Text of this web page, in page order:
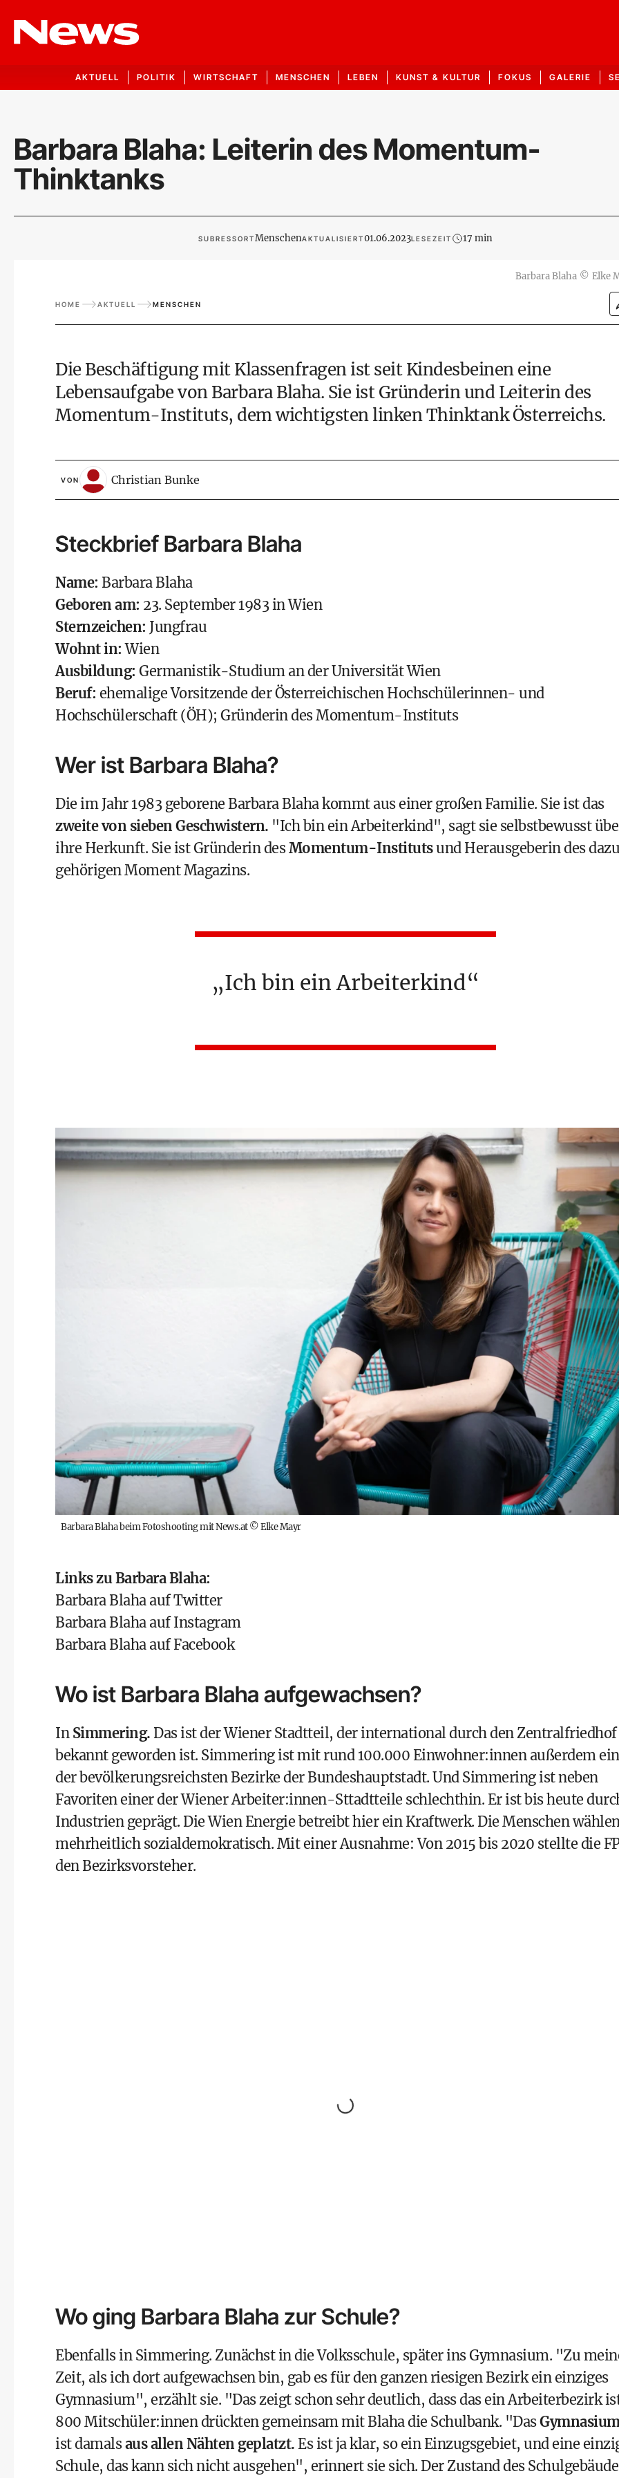
AKTUELL POLITIK WIRTSCHAFT MENSCHEN LEBEN KUNST & KULTUR FOKUS GALERIE
Barbara Blaha: Leiterin des Momentum-
Thinktanks
SUBRESSORTMenschenAKTUALISIERT01.06.2023LESEZEIT 17 min
Barbara Blaha © Elke
HOME AKTUELL MENSCHEN
Die Beschäftigung mit Klassenfragen ist seit Kindesbeinen eine
Lebensaufgabe von Barbara Blaha. Sie ist Gründerin und Leiterin des
Momentum-Instituts, dem wichtigsten linken Thinktank Österreichs.
VON Christian Bunke
Steckbrief Barbara Blaha
Name: Barbara Blaha
Geboren am: 23. September 1983 in Wien
Sternzeichen: Jungfrau
Wohnt in: Wien
Ausbildung: Germanistik-Studium an der Universität Wien
Beruf: ehemalige Vorsitzende der Österreichischen Hochschülerinnen- und
Hochschülerschaft (ÖH); Gründerin des Momentum-Instituts
Wer ist Barbara Blaha?
Die im Jahr 1983 geborene Barbara Blaha kommt aus einer großen Familie. Sie ist das
zweite von sieben Geschwistern. "Ich bin ein Arbeiterkind", sagt sie selbstbewusst
ihre Herkunft. Sie ist Gründerin desMomentum-Institutsund Herausgeberin des dazu
gehörigenMoment Magazins.
Ich bin ein Arbeiterkind
Barbara Blaha beim Fotoshooting mit News.at©Elke Mayr
Links zu Barbara Blaha:
Barbara Blaha auf Twitter
Barbara Blaha auf Instagram
Barbara Blaha auf Facebook
Wo ist Barbara Blaha aufgewachsen?
In Simmering. Das ist der Wiener Stadtteil, der international durch den Zentralfriedhof
bekannt geworden ist. Simmering ist mit rund 100.000 Einwohner:innen außerdem
der bevölkerungsreichsten Bezirke der Bundeshauptstadt. Und Simmering ist neben
Favoriten einer der Wiener Arbeiter:innen-Sttadtteile schlechthin. Er ist bis heute
Industrien geprägt. Die Wien Energie betreibt hier ein Kraftwerk. Die Menschen
mehrheitlich sozialdemokratisch. Mit einer Ausnahme: Von 2015 bis 2020 stellte die
den Bezirksvorsteher.
Wo ging Barbara Blaha zur Schule?
Ebenfalls in Simmering. Zunächst in die Volksschule, später ins Gymnasium. "Zu
Zeit, als ich dort aufgewachsen bin, gab es für den ganzen riesigen Bezirk ein einziges
Gymnasium", erzählt sie. "Das zeigt schon sehr deutlich, dass das ein Arbeiterbezirk
800 Mitschüler:innen drückten gemeinsam mit Blaha die Schulbank. "Das
ist damalsaus allen Nähten geplatzt. Es ist ja klar, so ein Einzugsgebiet, und eine
Schule, das kann sich nicht ausgehen", erinnert sie sich. Der Zustand des